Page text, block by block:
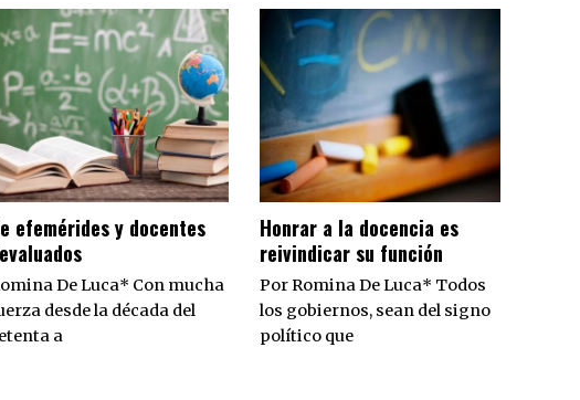
efemérides y docentes
De Luca* Con mucha
desde la década del
a
​Honrar a la docencia es
reivindicar su función
Por Romina De Luca* Todos
los gobiernos, sean del signo
político que